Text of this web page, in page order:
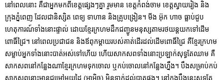
នៅពេលនោះ គឺជាអ្នកមកពីខេត្តផ្សេងៗគ្នា រួមមាន ខេត្តកំពង់ចាម ខេត្តស្វាយរៀង និង
ក្រុងភ្នំពេញ ដែលជានិស្សិត ពេទ្យ ទាហាន​ និងគ្រូបង្រៀន។ មីង អ៊ុក ហាច ធ្លាប់ជួប
ហេតុការណ៍ទាំងនោះផ្ទាល់ ដោយខ្មែរក្រហមដឹកជញ្ជូនមនុស្សតាមរថយន្តយកទៅដើម
ពោធិ៍ជ្រៃ។ នៅពេលប្រជាជន និងឪពុកម្តាយរបស់គាត់ដើរដល់ដើមពោធិ៍ជ្រៃ គឺខ្មែរក្រហម
សម្លាប់អ្នកទាំងនោះបាត់អស់ទៅហើយ ហើយសាកសពទាំងនោះប្រឡាក់សុទ្ធតែឈាម គឺ
សាកសពនៅកន្លែងណាខ្មែរក្រហមទុកចោល ឬកប់ចោលនៅកន្លែងហ្នឹង។ បឹងសម្រាប់កប់
សាកសពនោះមានជម្រៅមួយដៃ (អាអ៊ិច) មិនទាក់ដល់បាតផង។ នៅក្នុងបឹងនេះសុទ្ធតែ